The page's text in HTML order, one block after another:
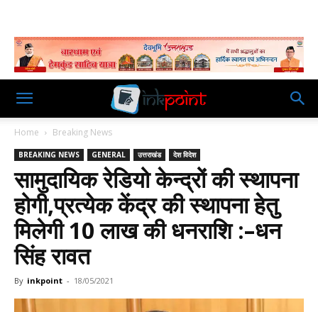
Home Breaking News
BREAKING NEWS GENERAL उत्तराखंड देश विदेश
सामुदायिक रेडियो केन्द्रों की स्थापना
होगी,प्रत्येक केंद्र की स्थापना हेतु
मिलेगी 10 लाख की धनराशि :–धन
सिंह रावत
By inkpoint - 18/05/2021